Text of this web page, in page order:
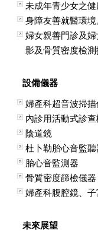
未成年青少女之健
身障友善就醫環境
婦女親善門診及
影及骨質密度檢測
設備儀器
婦產科超音波掃描
內診用活動式診查
陰道鏡
杜卜勒胎心音監聽
胎心音監測器
骨質密度篩檢儀器
婦產科腹腔鏡、
未來展望